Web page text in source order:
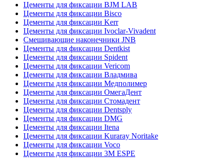
Цементы для фиксации BJM LAB
Цементы для фиксации Bisco
Цементы для фиксации Kerr
Цементы для фиксации Ivoclar-Vivadent
Смешивающие наконечники JNB
Цементы для фиксации Dentkist
Цементы для фиксации Spident
Цементы для фиксации Vericom
Цементы для фиксации Владмива
Цементы для фиксации Медполимер
Цементы для фиксации ОмегаДент
Цементы для фиксации Стомадент
Цементы для фиксации Dentsply
Цементы для фиксации DMG
Цементы для фиксации Itena
Цементы для фиксации Kuraray Noritake
Цементы для фиксации Voco
Цементы для фиксации 3M ESPE